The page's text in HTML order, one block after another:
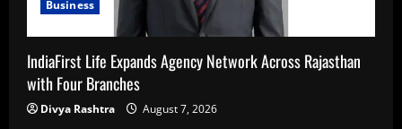
Business
IndiaFirst Life Expands Agency Network Across Rajasthan
with Four Branches
Divya Rashtra August 7, 2026